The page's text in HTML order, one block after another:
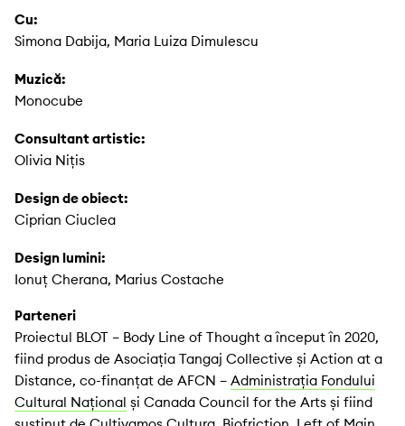
Cu:
Simona Dabija, Maria Luiza Dimulescu
Muzică:
Monocube
Consultant artistic:
Olivia Nițis
Design de obiect:
Ciprian Ciuclea
Design lumini:
Ionuț Cherana, Marius Costache
Parteneri
Proiectul BLOT – Body Line of Thought a început în 2020,
fiind produs de Asociația Tangaj Collective și Action at a
Distance, co-finanțat de AFCN – Administrația Fondului
Cultural Național și Canada Council for the Arts și fiind